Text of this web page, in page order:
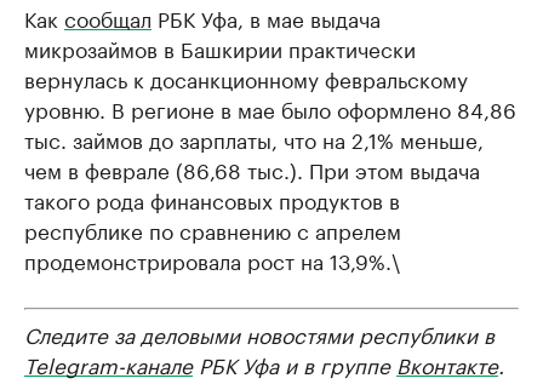
Как сообщал РБК Уфа, в мае выдача
микрозаймов в Башкирии практически
вернулась к досанкционному февральскому
уровню. В регионе в мае было оформлено 84,86
тыс. займов до зарплаты, что на 2,1% меньше,
чем в феврале (86,68 тыс.). При этом выдача
такого рода финансовых продуктов в
республике по сравнению с апрелем
продемонстрировала рост на 13,9%.\
Следите за деловыми новостями республики в
Telegram-каналеРБК Уфа и в группе Вконтакте.